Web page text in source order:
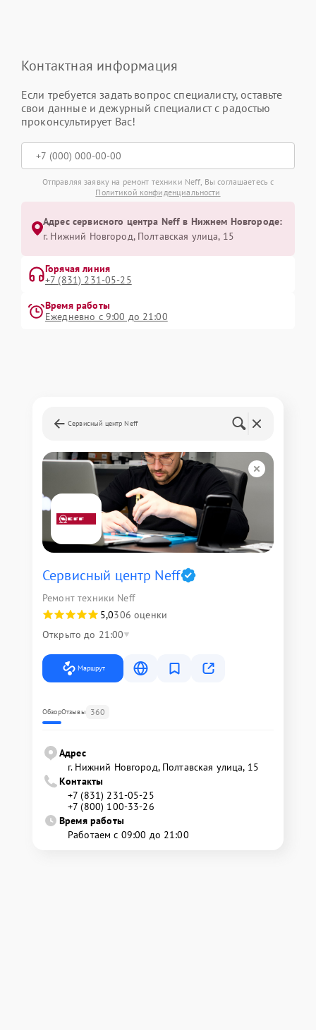
Контактная информация
Если требуется задать вопрос специалисту, оставьте
свои данные и дежурный специалист с радостью
проконсультирует Вас!
Отправляя заявку на ремонт техники Neff, Вы соглашаетесь с
Политикой конфиденциальности
Адрес сервисного центра Neff в Нижнем Новгороде:
г. Нижний Новгород, Полтавская улица, 15
Горячая линия
+7 (831) 231-05-25
Время работы
Ежедневно с 9:00 до 21:00
Сервисный центр Neff
Сервисный центр Neff
Ремонт техники Neff
5,0306 оценки
Открыто до 21:00
Маршрут
ОбзорОтзывы 360
Адрес
г. Нижний Новгород, Полтавская улица, 15
Контакты
+7 (831) 231-05-25
+7 (800) 100-33-26
Время работы
Работаем с 09:00 до 21:00